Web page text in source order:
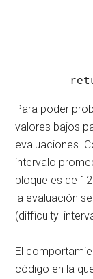
Para poder
valores bajos
evaluaciones.
intervalo
bloque es de
la evaluación
El
código en la